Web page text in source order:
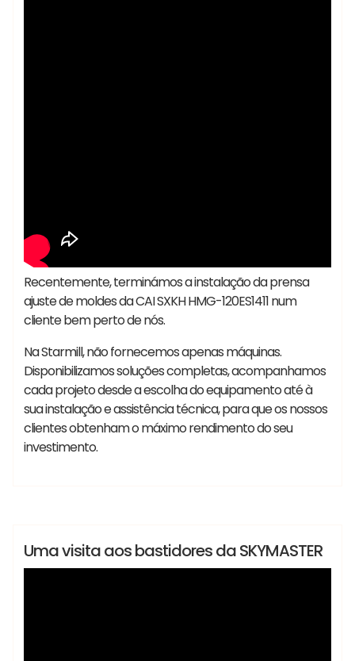
Recentemente, terminámos a instalação da prensa
ajuste de moldes da CAI SXKH HMG-120ES1411 num
cliente bem perto de nós.
Na Starmill, não fornecemos apenas máquinas.
Disponibilizamos soluções completas, acompanhamos
cada projeto desde a escolha do equipamento até à
sua instalação e assistência técnica, para que os nossos
clientes obtenham o máximo rendimento do seu
investimento.
Lançamentos Notícias
#bastidores #SKYMASTER Starmill
#PeopleBehindTheMachines #FactoryTour #Engineering
Uma visita aos bastidores da SKYMASTER